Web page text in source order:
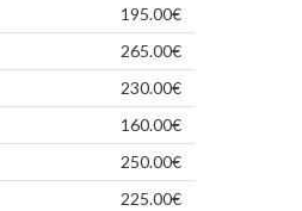
195.00€
265.00€
230.00€
160.00€
250.00€
225.00€